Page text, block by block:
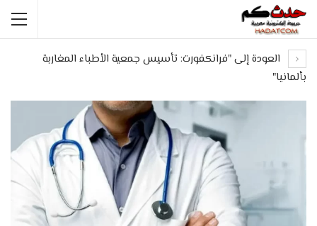
العودة إلى "فرانكفورت: تأسيس جمعية الأطباء المغاربة
بألمانيا"